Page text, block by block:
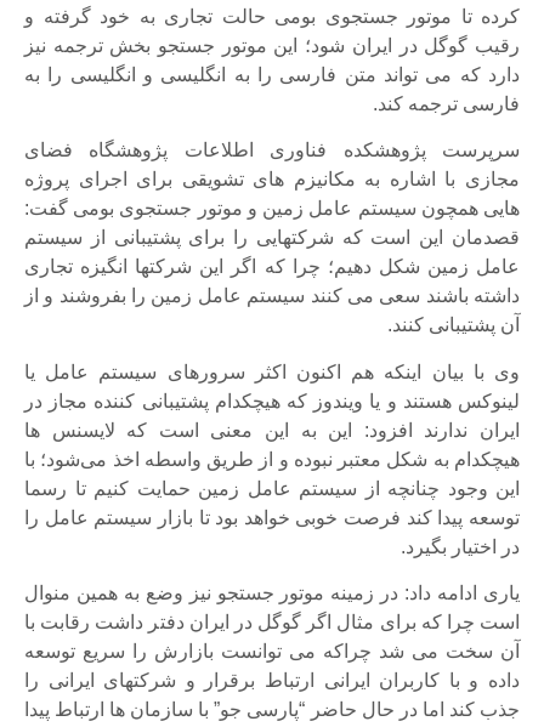
کرده تا موتور جستجوی بومی حالت تجاری به خود گرفته و
رقیب گوگل در ایران شود؛ این موتور جستجو بخش ترجمه نیز
دارد که می تواند متن فارسی را به انگلیسی و انگلیسی را به
فارسی ترجمه کند.
سرپرست پژوهشکده فناوری اطلاعات پژوهشگاه فضای
مجازی با اشاره به مکانیزم های تشویقی برای اجرای پروژه
هایی همچون سیستم عامل زمین و موتور جستجوی بومی گفت:
قصدمان این است که شرکتهایی را برای پشتیبانی از سیستم
عامل زمین شکل دهیم؛ چرا که اگر این شرکتها انگیزه تجاری
داشته باشند سعی می کنند سیستم عامل زمین را بفروشند و از
آن پشتیبانی کنند.
وی با بیان اینکه هم اکنون اکثر سرورهای سیستم عامل یا
لینوکس هستند و یا ویندوز که هیچکدام پشتیبانی کننده مجاز در
ایران ندارند افزود: این به این معنی است که لایسنس ها
هیچکدام به شکل معتبر نبوده و از طریق واسطه اخذ می‌شود؛ با
این وجود چنانچه از سیستم عامل زمین حمایت کنیم تا رسما
توسعه پیدا کند فرصت خوبی خواهد بود تا بازار سیستم عامل را
در اختیار بگیرد.
یاری ادامه داد: در زمینه موتور جستجو نیز وضع به همین منوال
است چرا که برای مثال اگر گوگل در ایران دفتر داشت رقابت با
آن سخت می شد چراکه می توانست بازارش را سریع توسعه
داده و با کاربران ایرانی ارتباط برقرار و شرکتهای ایرانی را
جذب کند اما در حال حاضر “پارسی جو” با سازمان ها ارتباط پیدا